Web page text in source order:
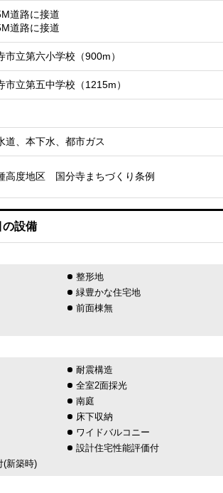
道路に接道
道路に接道
市立第六小学校（900m）
市立第五中学校（1215m）
道、本下水、都市ガス
高度地区 国分寺まちづくり条例
の設備
整形地
緑豊かな住宅地
前面棟無
耐震構造
全室2面採光
南庭
床下収納
ワイドバルコニー
設計住宅性能評価付
(新築時)